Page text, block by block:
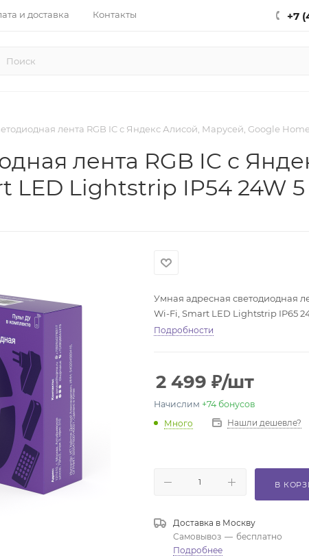
и доставка Контакты +7
лента RGB IC с Яндекс Алисой, Марусей, Google
лента RGB IC с
LED Lightstrip IP54 24W
Умная адресная светодиодная
Wi-Fi, Smart LED Lightstrip IP65
Подробности
2 499 ₽/шт
Начислим +74 бонусов
Много
Нашли дешевле?
В
Доставка в Москву
Самовывоз — бесплатно
Подробнее